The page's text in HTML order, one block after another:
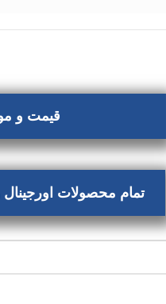
قیمت و
تمام محصولات